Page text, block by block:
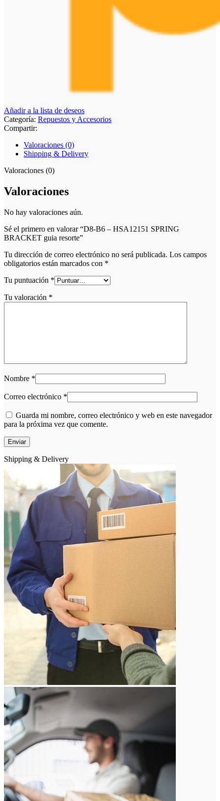
Añadir a la lista de deseos
Categoría: Repuestos y Accesorios
Compartir:
Valoraciones (0)
Shipping & Delivery
Valoraciones (0)
Valoraciones
No hay valoraciones aún.
Sé el primero en valorar “D8-B6 – HSA12151 SPRING
BRACKET guia resorte”
Tu dirección de correo electrónico no será publicada. Los campos
obligatorios están marcados con *
Tu puntuación *
Tu valoración *
Nombre *
Correo electrónico *
Guarda mi nombre, correo electrónico y web en este navegador
para la próxima vez que comente.
Shipping & Delivery